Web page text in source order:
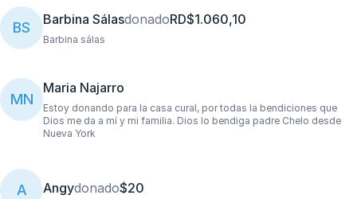
BS Barbina SálasdonadoRD$1.060,10
Barbina sálas
MN
Maria Najarro
Estoy donando para la casa cural, por todas la bendiciones que
Dios me da a mí y mi familia. Dios lo bendiga padre Chelo desde
Nueva York
A Angydonado$20